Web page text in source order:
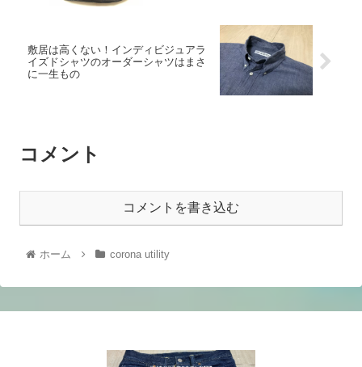
敷居は高くない！インディビジュアラ
イズドシャツのオーダーシャツはまさ
に一生もの
コメント
コメントを書き込む
ホーム corona utility